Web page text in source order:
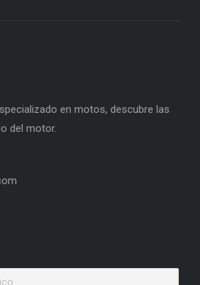
en motos, descubre las
del motor.